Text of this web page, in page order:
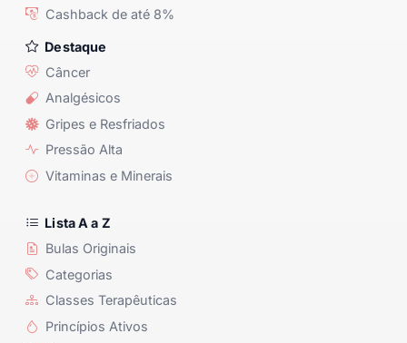
Cashback de até 8%
Destaque
Câncer
Analgésicos
Gripes e Resfriados
Pressão Alta
Vitaminas e Minerais
Lista A a Z
Bulas Originais
Categorias
Classes Terapêuticas
Princípios Ativos